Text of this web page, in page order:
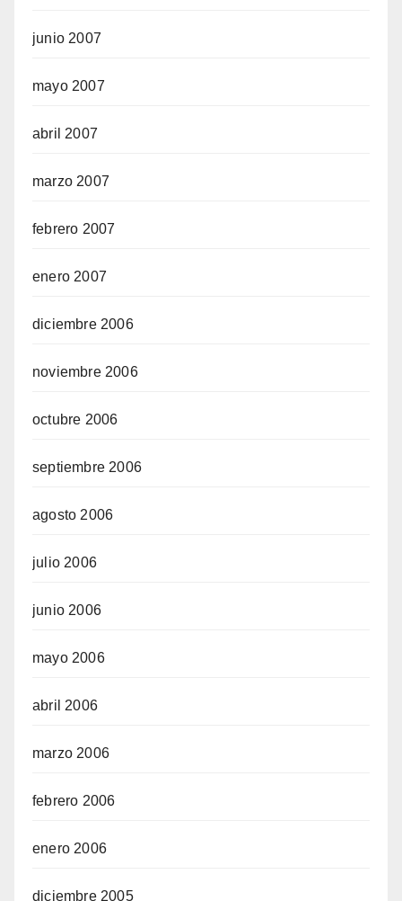
junio 2007
mayo 2007
abril 2007
marzo 2007
febrero 2007
enero 2007
diciembre 2006
noviembre 2006
octubre 2006
septiembre 2006
agosto 2006
julio 2006
junio 2006
mayo 2006
abril 2006
marzo 2006
febrero 2006
enero 2006
diciembre 2005